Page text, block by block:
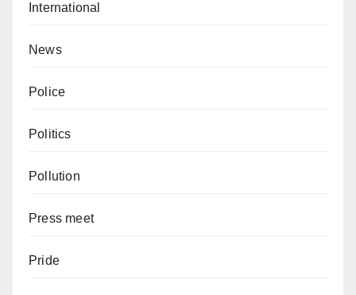
International
News
Police
Politics
Pollution
Press meet
Pride